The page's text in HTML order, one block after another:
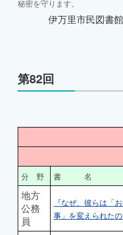
秘密を守ります。
伊万里市民図書
第82回
分 野 書 名
地方
公務
員
『なぜ、彼らは「
事」を変えられたの